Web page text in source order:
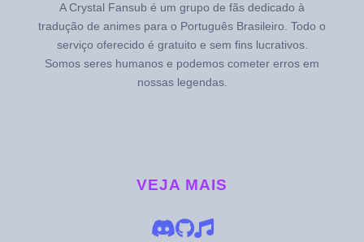
A Crystal Fansub é um grupo de fãs dedicado à
tradução de animes para o Português Brasileiro. Todo o
serviço oferecido é gratuito e sem fins lucrativos.
Somos seres humanos e podemos cometer erros em
nossas legendas.
VEJA MAIS